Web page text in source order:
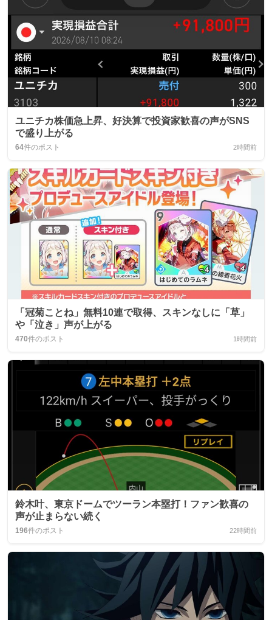
ユニチカ株価急上昇、好決算で投資家歓喜の声がSNS
で盛り上がる
64件のポスト 2時間前
「冠菊ことね」無料10連で取得、スキンなしに「草」
や「泣き」声が上がる
470件のポスト 1時間前
鈴木叶、東京ドームでツーラン本塁打！ファン歓喜の
声が止まらない続く
196件のポスト 22時間前